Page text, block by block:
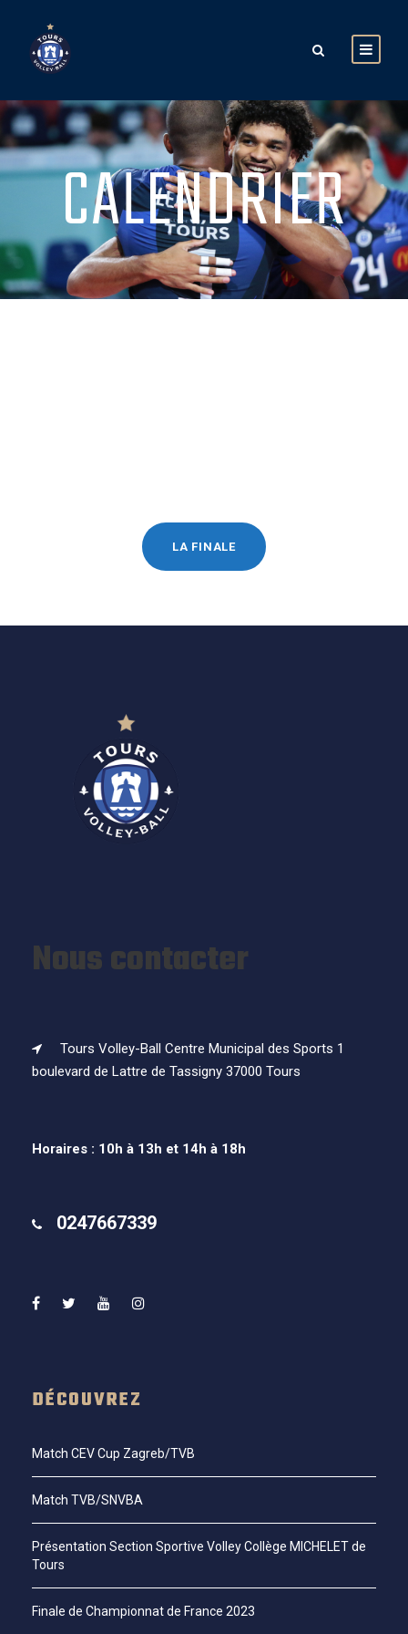
CALENDRIER
LA FINALE
Nous contacter
Tours Volley-Ball Centre Municipal des Sports 1
boulevard de Lattre de Tassigny 37000 Tours
Horaires : 10h à 13h et 14h à 18h
0247667339
DÉCOUVREZ
Match CEV Cup Zagreb/TVB
Match TVB/SNVBA
Présentation Section Sportive Volley Collège MICHELET de
Tours
Finale de Championnat de France 2023